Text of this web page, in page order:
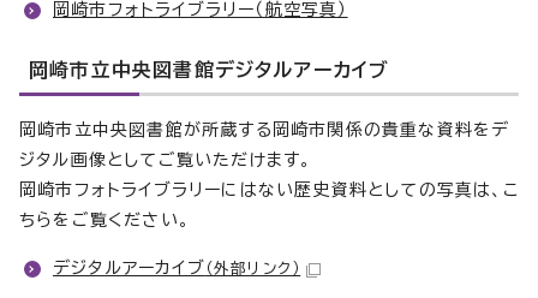
岡崎市フォトライブラリー（航空写真）
岡崎市立中央図書館デジタルアーカイブ
岡崎市立中央図書館が所蔵する岡崎市関係の貴重な資料をデ
ジタル画像としてご覧いただけます。
岡崎市フォトライブラリーにはない歴史資料としての写真は、こ
ちらをご覧ください。
デジタルアーカイブ （外部リンク）